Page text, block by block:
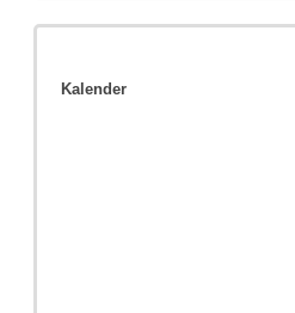
Kalender